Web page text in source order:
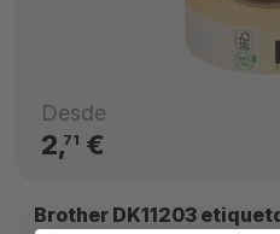
Desde
2,71 €
Brother DK11203